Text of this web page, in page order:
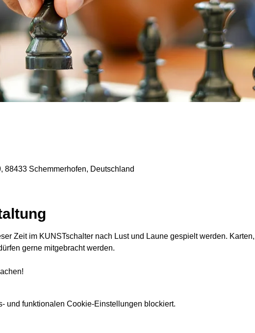
88433 Schemmerhofen, Deutschland
Zeit im KUNSTschalter nach Lust und Laune gespielt werden.
gerne mitgebracht werden.
und funktionalen Cookie-Einstellungen blockiert.